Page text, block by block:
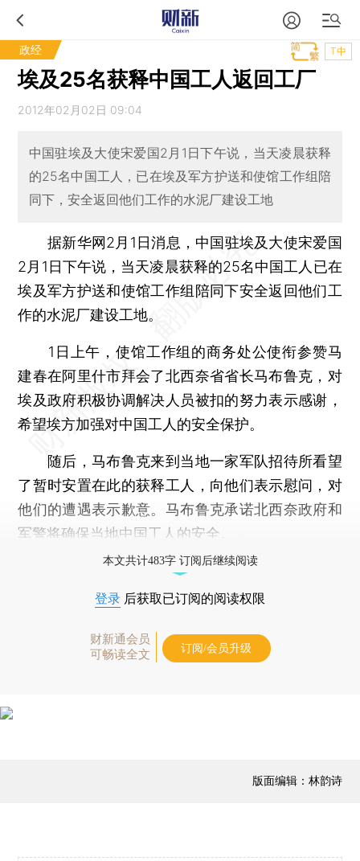
政经 T中
埃及25名获释中国工人返回工厂
2012年02月02日 09:04
中国驻埃及大使宋爱国2月1日下午说，当天凌晨获释
的25名中国工人，已在埃及军方护送和使馆工作组陪
同下，安全返回他们工作的水泥厂建设工地
据新华网2月1日消息，中国驻埃及大使宋爱国
2月1日下午说，当天凌晨获释的25名中国工人已在
埃及军方护送和使馆工作组陪同下安全返回他们工
作的水泥厂建设工地。
1日上午，使馆工作组的商务处公使衔参赞马
建春在阿里什市拜会了北西奈省省长马布鲁克，对
埃及政府积极协调解决人员被扣的努力表示感谢，
希望埃方加强对中国工人的安全保护。
随后，马布鲁克来到当地一家军队招待所看望
了暂时安置在此的获释工人，向他们表示慰问，对
他们的遭遇表示歉意。马布鲁克承诺北西奈政府和
军警将确保当地中国工人的安全。
本文共计483字 订阅后继续阅读
登录 后获取已订阅的阅读权限
财新通会员
可畅读全文
订阅/会员升级
版面编辑：林韵诗